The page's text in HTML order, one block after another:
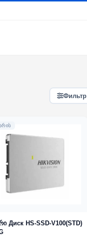
Фильтр
Диск HS-SSD-V100(STD)